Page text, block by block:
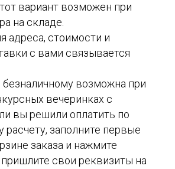
вариант возможен при
на складе.
адреса, стоимости и
с вами связывается
безналичному возможна при
вечеринках с
вы решили оплатить по
расчету, заполните первые
заказа и нажмите
пришлите свои реквизиты на